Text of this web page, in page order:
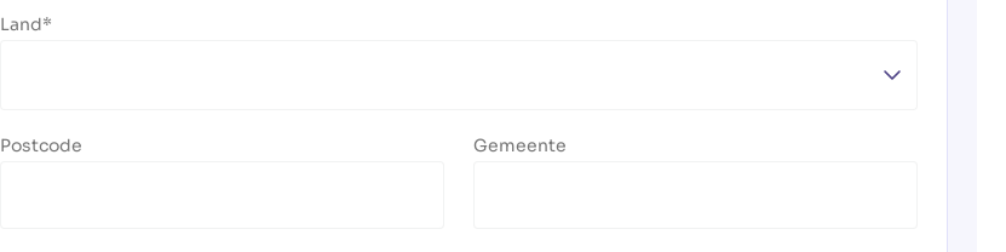
Land
Postcode Gemeente